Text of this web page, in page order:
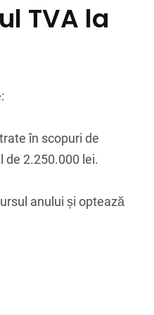
TVA la
în scopuri de
de 2.250.000 lei.
anului și optează